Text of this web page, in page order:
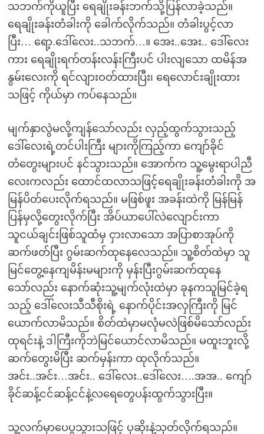
သဘက်ကိုယူပြီး ရေချိုးခန်းဘက်သို့ပြန်လာခဲ့သည်။
ရေချိုးခန်းတံခါးကို ခေါက်လိုက်သည်။ တံခါးပွင့်လာ
ပြီး… ရော့.ဒေါ်လေး..သဘက်…။ အေး..အေး.. ဒေါ်လေး
ကား ရေချိုးရက်တန်းလန်းကြီးပင် ပါးလျသော ထမိန်အ
နွမ်းလေးကို ရင်လျားဝတ်ထားပြီး၊ ရေလောင်းချိုးထား
သဖြင့် ကိုယ်မှာ ကပ်နေသည်။
မျက်နှာလွဲမလို့ကျန်သော်လည်း လှည့်ထွက်သွားသည့်
ဒေါ်လေးရဲ့တင်ပါးကြီး များကိုကြည့်ကာ ကျော်ခိုင်
တံတွေးများပင် နင်သွားသည်။ အောက်က သူ့မွေးရာပါညီ
လေးကလည်း ထောင်ထလာသဖြင့်ရေချိုးခန်းတံခါးကို အ
မြန်ပိတ်ပေးလိုက်ရသည်။ မဖြစ်ဖူး အခန်းထဲကို မြန်မြန်
ပြန်မှလို့တွေးလိုက်ပြီး အိပ်ယာပေါ်လဲလျောင်းကာ
သူငယ်ချင်းဖြစ်သူထံမှ ငှားလာသော အပြာစာအုပ်ကို
ဆက်ဖတ်ပြီး ဂွမ်းဆက်ထုနေလေသည်။ သူ့စိတ်ထဲမှာ သူ
မြင်တွေ့နေကျမိန်းမများကို မှန်းပြီးဂွမ်းဆက်ထုနေ
သော်လည်း နောက်ဆုံးသူ့မျက်လုံးထဲမှာ ခုနကသူမြင်ခဲ့ရ
သည့် ဒေါ်လေးသီသီစိုးရဲ့ နောက်ပိုင်းအလှကြီးကို မြင်
ယောက်လာမိသည်။ စိတ်ထဲမှာမလုံမလဲဖြစ်မိသော်လည်း
ထုရင်းနဲ့ ဒါကြီးကိုဘဲမြင်ယောင်လာမိသည်။ မထူးဘူးလို့
ဆက်တွေးမိပြီး ဆက်မှန်းကာ ထုလိုက်သည်။
အင်း..အင်း…အင်း.. ဒေါ်လေး..ဒေါ်လေး….အအ.. ကျော်
ခိုင်ဆန့်ငင်ဆန့်ငင်နဲ့လရေတွေပန်းထွက်သွားပြီး။
သူ့လက်မှာပေပွသွားသဖြင့် ပုဆိုးနဲ့သုတ်လိုက်ရသည်။